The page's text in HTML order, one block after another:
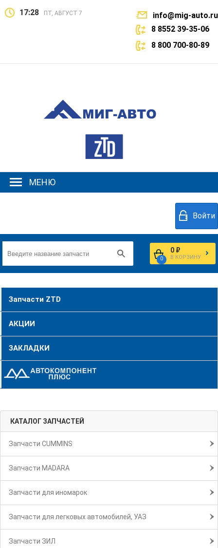
17:28 ПТ, АВГУСТ 7
info@mig-auto.ru
8 8552 39-35-06
8 800 700-80-89
МЕНЮ
Войти
0
0 ₽
В КОРЗИНУ
Запчасти ZTD
АКЦИИ
ЗАКЛАДКИ
КАТАЛОГ ЗАПЧАСТЕЙ
Запчасти CUMMINS
Запчасти MADARA
Запчасти для иномарок
Запчасти для легковых автомобилей, УАЗ
Запчасти ЗИЛ